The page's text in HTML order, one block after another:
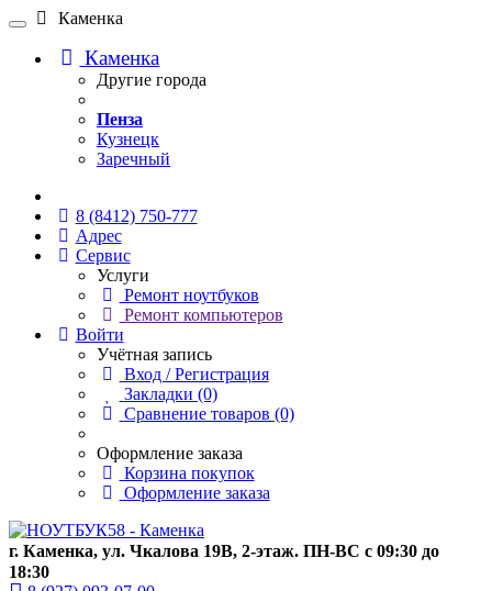
Каменка
Каменка
Другие города
Пенза
Кузнецк
Заречный
8 (8412) 750-777
Адрес
Сервис
Услуги
Ремонт ноутбуков
Ремонт компьютеров
Войти
Учётная запись
Вход / Регистрация
Закладки (0)
Сравнение товаров (0)
Оформление заказа
Корзина покупок
Оформление заказа
г. Каменка, ул. Чкалова 19В, 2-этаж. ПН-ВС с 09:30 до
18:30